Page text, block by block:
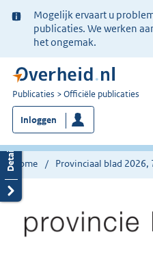
Ter
informatie:
Mogelijk ervaart u
publicaties. We werken
het ongemak.
U
bent
nu
hier:
Publicaties Officiële publicaties
Inloggen
Home Provinciaal blad 2026,